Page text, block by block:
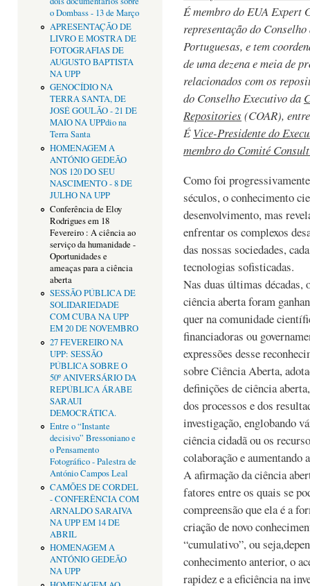
o Dombass - 13 de Março
APRESENTAÇÃO DE
LIVRO E MOSTRA DE
FOTOGRAFIAS DE
AUGUSTO BAPTISTA
NA UPP
GENOCÍDIO NA
TERRA SANTA, DE
JOSÉ GOULÃO - 21 DE
MAIO NA UPPdio na
Terra Santa
HOMENAGEM A
ANTÓNIO GEDEÃO
NOS 120 DO SEU
NASCIMENTO - 8 DE
JULHO NA UPP
Conferência de Eloy
Rodrigues em 18
Fevereiro : A ciência ao
serviço da humanidade -
Oportunidades e
ameaças para a ciência
aberta
SESSÃO PÚBLICA DE
SOLIDARIEDADE
COM CUBA NA UPP
EM 20 DE NOVEMBRO
27 FEVEREIRO NA
UPP: SESSÃO
PÚBLICA SOBRE O
50º ANIVERSÁRIO DA
REPÚBLICA ÁRABE
SARAUI
DEMOCRÁTICA.
Entre o “Instante
decisivo” Bressoniano e
o Pensamento
Fotográfico - Palestra de
António Campos Leal
CAMÕES DE CORDEL
- CONFERÊNCIA COM
ARNALDO SARAIVA
NA UPP EM 14 DE
ABRIL
HOMENAGEM A
ANTÓNIO GEDEÃO
NA UPP
É membro do EUA Expert
representação do
Portuguesas, e tem
de uma dezena e meia de
relacionados com os
do Conselho Executivo da
Repositories (COAR),
ÉVice-Presidentedo
membro do Comité
Como foi
séculos, o conhecimento
desenvolvimento, mas
enfrentar os complexos
das nossas sociedades,
tecnologias sofisticadas.
Nas duas últimas décadas,
ciência aberta foram
quer na comunidade
financiadoras ou
expressões desse
sobre Ciência Aberta,
definições de ciência
dos processos e dos
investigação, englobando
ciência cidadã ou os
colaboração e
A afirmação da ciência
fatores entre os quais se
compreensão que ela é a
criação de novo
“cumulativo”, ou
conhecimento anterior, o
rapidez e a eficiência na